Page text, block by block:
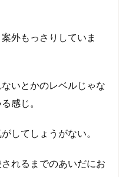
外もっさりしていま
いとかのレベルじゃな
感じ。
してしょうがない。
れるまでのあいだにお